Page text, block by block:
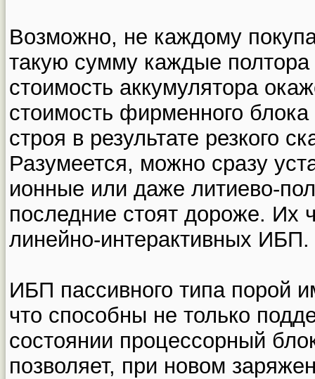
Возможно, не каждому
такую сумму каждые полтора
стоимость аккумулятора
стоимость фирменного
строя в результате резкого
Разумеется, можно сразу
ионные или даже литиево-
последние стоят дороже. Их
линейно-интерактивных ИБП.
ИБП пассивного типа порой
что способны не только
состоянии процессорный
позволяет, при новом